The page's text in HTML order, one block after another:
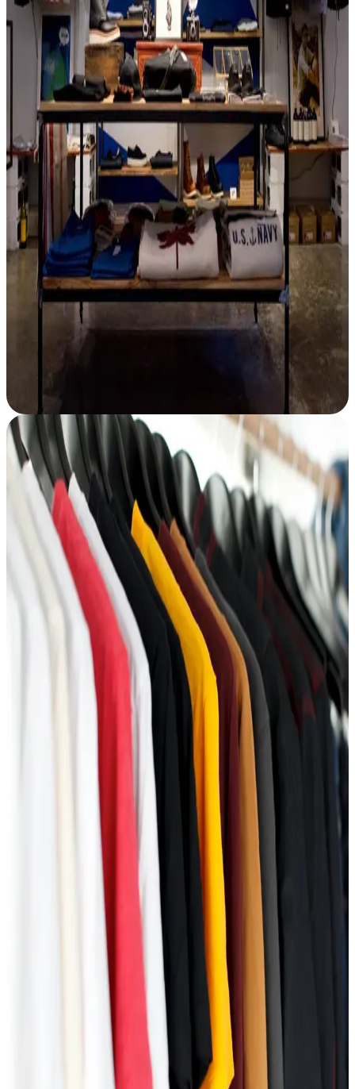
Pronađi komade sa pričom. Second-hand garderoba nije samo
održiva — to je način da izraziš svoj stil kroz jedinstvene komade.
Saznaj više
Domaći dizajn
Autentično, promišljeno, lokalno. Otkrij radove domaćih dizajnera
koji stvaraju u manjim serijama, sa pažnjom prema detaljima,
kvalitetu i dugotrajnosti.